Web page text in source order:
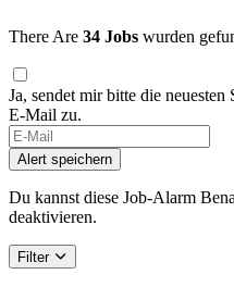
There Are 34 Jobs wurden
Ja, sendet mir bitte die
E-Mail zu.
If
you
are
a
human,
this
field
Alert speichern
Du kannst diese Job-Alarm
deaktivieren.
Filter